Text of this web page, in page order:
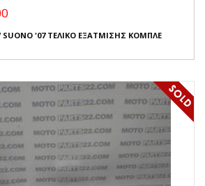
SUONO '07 ΤΕΛΙΚΟ ΕΞΑΤΜΙΣΗΣ ΚΟΜΠΛΕ